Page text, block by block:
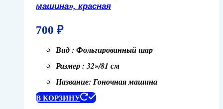
машина», красная
700 ₽
Вид : Фольгированный шар
Размер : 32»/81 см
Название: Гоночная машина
В КОРЗИНУ